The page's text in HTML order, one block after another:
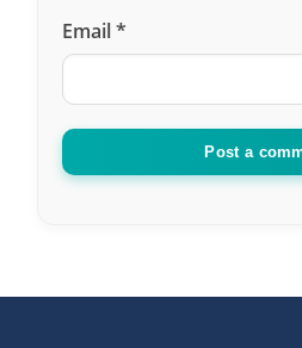
Email*
Post a